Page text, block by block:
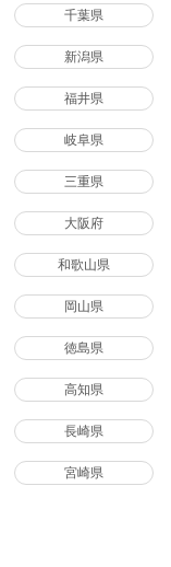
千葉県
新潟県
福井県
岐阜県
三重県
大阪府
和歌山県
岡山県
徳島県
高知県
長崎県
宮崎県